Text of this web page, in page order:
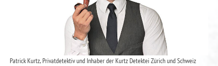
Patrick Kurtz, Privatdetektiv und Inhaber der Kurtz Detektei Zürich und Schweiz